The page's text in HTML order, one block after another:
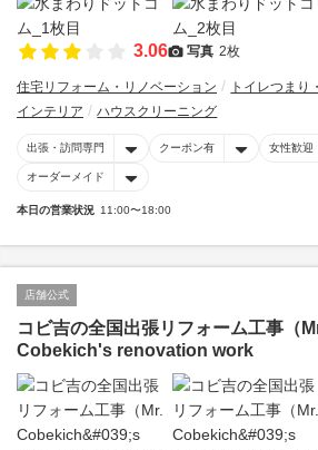
3.06 写真 2枚
住宅リフォーム・リノベーション
トイレつまり
インテリア
ハウスクリーニング
出張・訪問専門 クーポン有 女性歓迎
オーダーメイド
本日の営業状況 11:00〜18:00
店舗公式
コビ吉の全国出張リフォーム工事（
Cobekich's renovation work